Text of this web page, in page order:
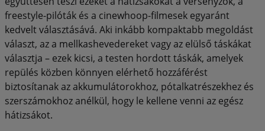
freestyle-pilóták és a cinewhoop-filmesek egyaránt
kedvelt választásává. Aki inkább kompaktabb megoldást
választ, az a mellkashevedereket vagy az elülső táskákat
választja – ezek kicsi, a testen hordott táskák, amelyek
repülés közben könnyen elérhető hozzáférést
biztosítanak az akkumulátorokhoz, pótalkatrészekhez és
szerszámokhoz anélkül, hogy le kellene venni az egész
hátizsákot.